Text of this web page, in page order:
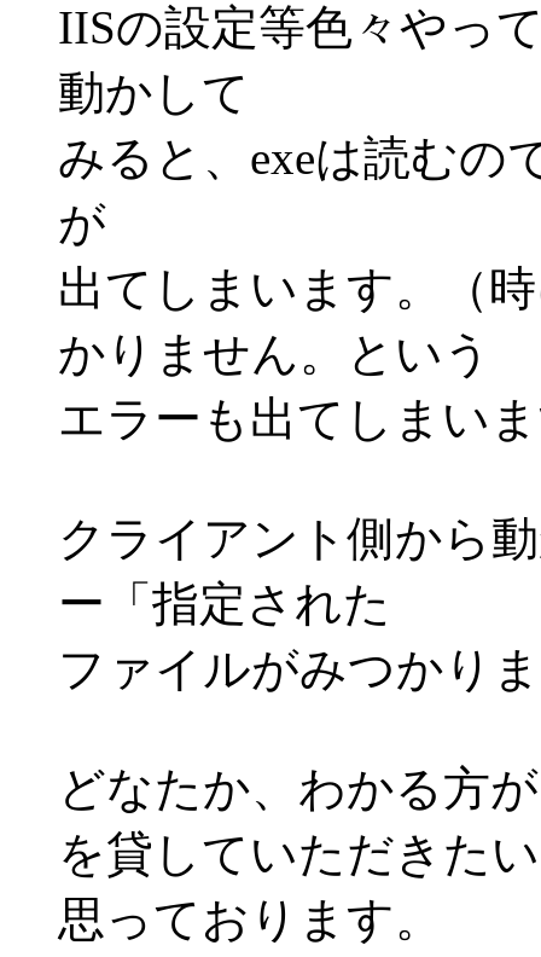
IISの設定等色々やっ
動かして
みると、exeは読むの
が
出てしまいます。（
かりません。という
エラーも出てしまい
クライアント側から
ー「指定された
ファイルがみつかり
どなたか、わかる方
を貸していただきた
思っております。